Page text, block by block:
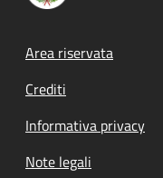
Footer menu
Area riservata
Crediti
Informativa privacy
Note legali